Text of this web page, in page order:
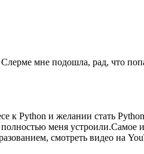
мне подошла, рад, что
к Python и желании стать
меня
смотреть видео на